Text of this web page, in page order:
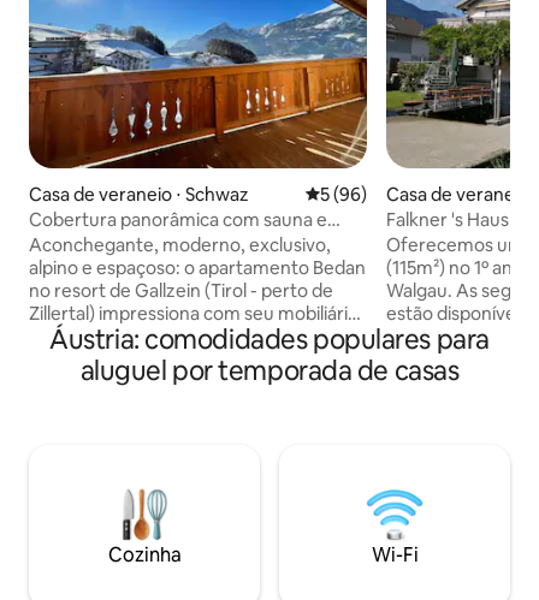
Casa de veraneio ⋅ Schwaz 5 de uma avaliação média
5 (96)
Cobertura panorâmica com sauna e
varanda grande
Aconchegante, moderno, exclusivo,
alpino e espaçoso: o apartamento Bedan
no resort de Gallzein (Tirol - perto de
Zillertal) impressiona com seu mobiliário
artesanal e elegância atemporal. A
construção tradicional de madeira
tirolesa combinada com elementos de
Sauna de madeira de pinho - cozinha
totalmente equipada - Local de trabalho
(70 MBit/s) - Adega
Casa de veraneio
Falkner 's Haus #
Oferecemos um
(115m²) no 1º
Walgau. As seguintes opções de dormir
estão
casal (180x200) -
casal grande
para criança(s)
imediações de: -
Supermercado -
Áustria: comodidades populares para
aluguel por temporada de casas
Cozinha Wi-Fi